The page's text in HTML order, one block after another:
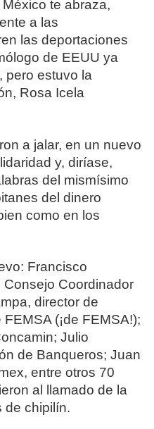
te abraza,
a las
las deportaciones
de EEUU ya
pero estuvo la
Rosa Icela
a jalar, en un nuevo
y, diríase,
del mismísimo
del dinero
como en los
Francisco
Coordinador
director de
(¡de FEMSA!);
Julio
de Banqueros; Juan
entre otros 70
al llamado de la
de chipilín.